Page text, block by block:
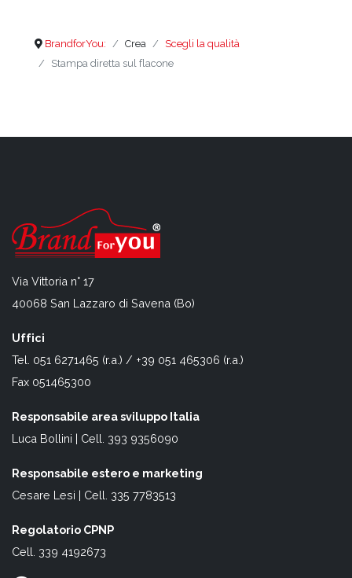
BrandforYou: Crea
Scegli la qualità
Stampa diretta sul flacone
Via Vittoria n° 17
40068 San Lazzaro di Savena (Bo)
Uffici
Tel. 051 6271465 (r.a.) / +39 051 465306 (r.a.)
Fax 051465300
Responsabile area sviluppo Italia
Luca Bollini | Cell. 393 9356090
Responsabile estero e marketing
Cesare Lesi | Cell. 335 7783513
Regolatorio CPNP
Cell. 339 4192673